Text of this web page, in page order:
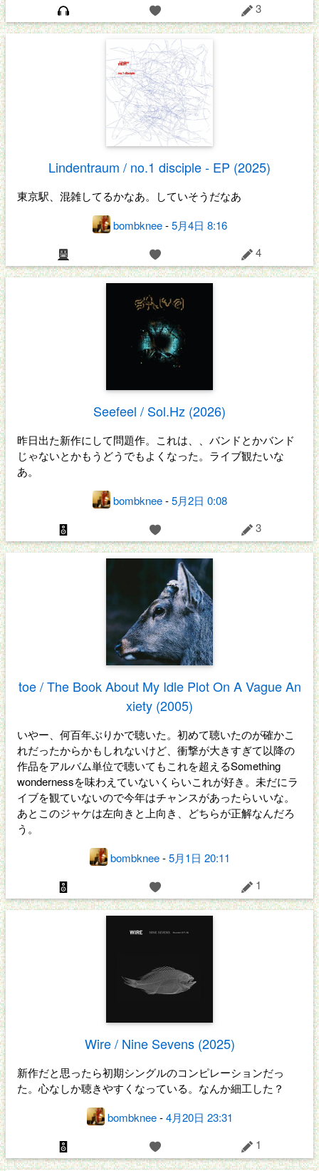
3
Lindentraum / no.1 disciple - EP (2025)
東京駅、混雑してるかなあ。していそうだなあ
bombknee-5月4日 8:16
4
Seefeel / Sol.Hz (2026)
昨日出た新作にして問題作。これは、、バンドとかバンド
じゃないとかもうどうでもよくなった。ライブ観たいな
あ。
bombknee-5月2日 0:08
3
toe / The Book About My Idle Plot On A Vague An
xiety (2005)
いやー、何百年ぶりかで聴いた。初めて聴いたのが確かこ
れだったからかもしれないけど、衝撃が大きすぎて以降の
作品をアルバム単位で聴いてもこれを超えるSomething
wondernessを味わえていないくらいこれが好き。未だにラ
イブを観ていないので今年はチャンスがあったらいいな。
あとこのジャケは左向きと上向き、どちらが正解なんだろ
う。
bombknee-5月1日 20:11
1
Wire / Nine Sevens (2025)
新作だと思ったら初期シングルのコンピレーションだっ
た。心なしか聴きやすくなっている。なんか細工した？
bombknee-4月20日 23:31
1